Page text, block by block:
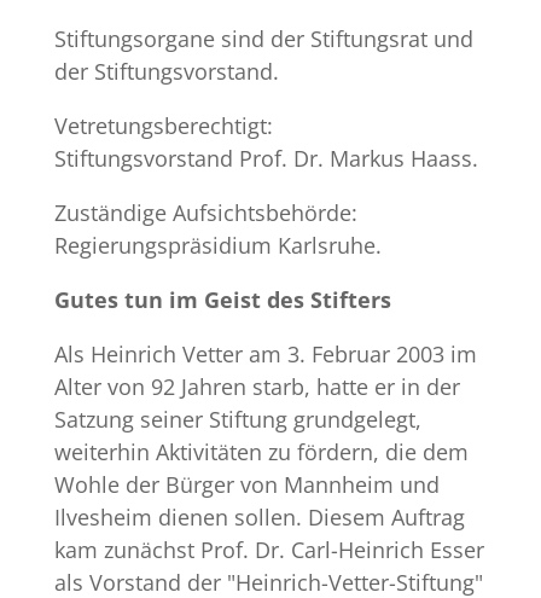
Stiftungsorgane sind der Stiftungsrat und
der Stiftungsvorstand.
Vetretungsberechtigt:
Stiftungsvorstand Prof. Dr. Markus Haass.
Zuständige Aufsichtsbehörde:
Regierungspräsidium Karlsruhe.
Gutes tun im Geist des Stifters
Als Heinrich Vetter am 3. Februar 2003 im
Alter von 92 Jahren starb, hatte er in der
Satzung seiner Stiftung grundgelegt,
weiterhin Aktivitäten zu fördern, die dem
Wohle der Bürger von Mannheim und
Ilvesheim dienen sollen. Diesem Auftrag
kam zunächst Prof. Dr. Carl-Heinrich Esser
als Vorstand der "Heinrich-Vetter-Stiftung"